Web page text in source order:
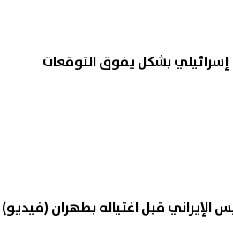
بشكل يفوق التوقعات
قبل اغتياله بطهران (فيديو)